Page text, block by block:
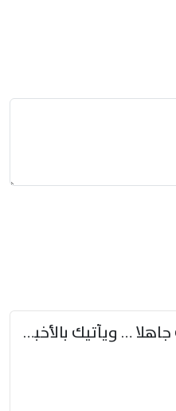
ستبدي لك الأيام ما كنت جاهلا … ويأتيك بالأخبار من لم تزوّد